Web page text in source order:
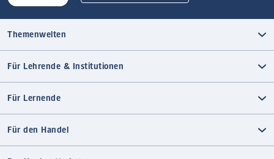
Themenwelten
Für Lehrende & Institutionen
Für Lernende
Für den Handel